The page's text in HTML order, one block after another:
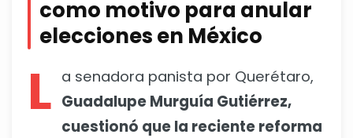
como motivo para anular
elecciones en México
L a senadora panista por Querétaro,
Guadalupe Murguía Gutiérrez,
cuestionó que la reciente reforma